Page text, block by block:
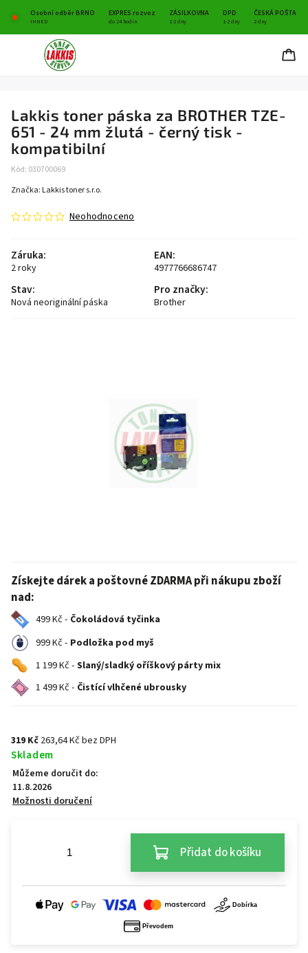
Osobní odběr BRNO EXPRES rozvoz ZÁSILKOVNA DPD ČESKÁ POŠTA
IHNED do 24 hodin 1-2 dny 1-2 dny 2 dny
Lakkis toner páska za BROTHER TZE-
651 - 24 mm žlutá - černý tisk -
kompatibilní
Kód: 030700069
Neohodnoceno
Záruka:
2 roky
EAN:
4977766686747
Stav:
Nová neoriginální páska
Pro značky:
Brother
Značka: Lakkis toner s.r.o.
Získejte dárek a poštovné ZDARMA při nákupu zboží
nad:
499 Kč - Čokoládová tyčinka
999 Kč - Podložka pod myš
1 199 Kč - Slaný/sladký oříškový párty mix
1 499 Kč - Čistící vlhčené ubrousky
319 Kč 263,64 Kč bez DPH
Skladem
Můžeme doručit do:
11.8.2026
Možnosti doručení
Přidat do košíku